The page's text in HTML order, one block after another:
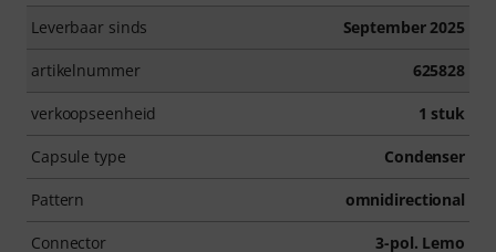
Leverbaar sinds September 2025
artikelnummer 625828
verkoopseenheid 1 stuk
Capsule type Condenser
Pattern omnidirectional
Connector 3-pol. Lemo